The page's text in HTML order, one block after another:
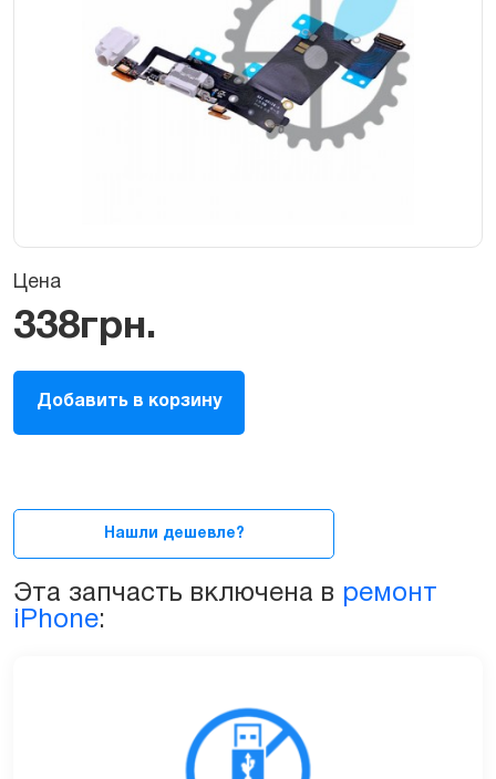
Цена
338грн.
Шлейф
разъёма
зарядки
для
6S
Plus
Добавить в корзину
Нашли дешевле?
Эта запчасть включена в ремонт
iPhone: